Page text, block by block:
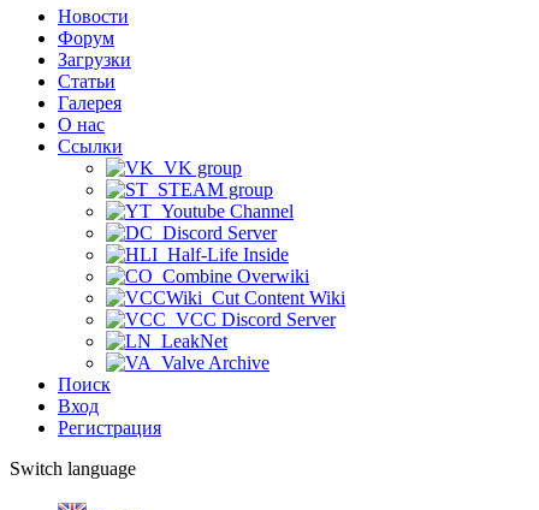
Новости
Форум
Загрузки
Статьи
Галерея
О нас
Ссылки
VK group
STEAM group
Youtube Channel
Discord Server
Half-Life Inside
Combine Overwiki
Cut Content Wiki
VCC Discord Server
LeakNet
Valve Archive
Поиск
Вход
Регистрация
Switch language